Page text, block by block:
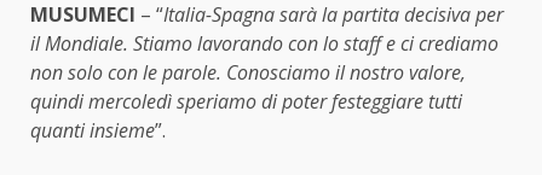
MUSUMECI – “Italia-Spagna sarà la partita decisiva per
il Mondiale. Stiamo lavorando con lo staff e ci crediamo
non solo con le parole. Conosciamo il nostro valore,
quindi mercoledì speriamo di poter festeggiare tutti
quanti insieme”.